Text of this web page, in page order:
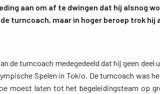
aan om af te dwingen dat hij alsnog
turncoach, maar in hoger beroep trok hij
de turncoach medegedeeld dat hij geen
Spelen in Tokio. De turncoach was
moest laten tot het begeleidingsteam op